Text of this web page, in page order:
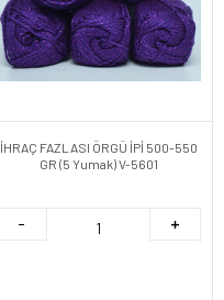
İHRAÇ FAZLASI ÖRGÜ İPİ 500-550
GR (5 Yumak) V-5601